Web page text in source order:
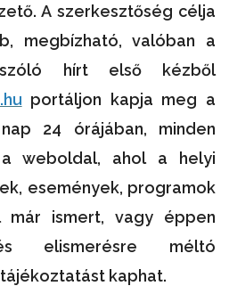
A szerkesztőség célja
megbízható, valóban a
szóló hírt első kézből
portáljon kapja meg a
24 órájában, minden
weboldal, ahol a helyi
események, programok
ismert, vagy éppen
elismerésre méltó
kaphat.